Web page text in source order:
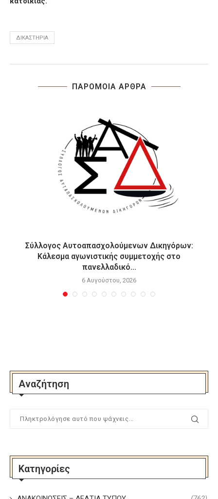
ΔΙΚΑΣΤΉΡΙΑ
ΠΑΡΟΜΟΙΑ ΑΡΘΡΑ
Σύλλογος Αυτοαπασχολούμενων Δικηγόρων:
Κάλεσμα αγωνιστικής συμμετοχής στο
πανελλαδικό...
6 Αυγούστου, 2026
Αναζήτηση
Κατηγορίες